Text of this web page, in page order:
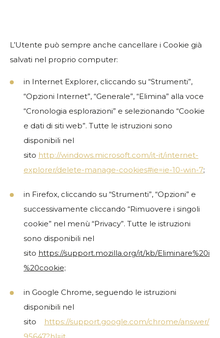
L’Utente può sempre anche cancellare i Cookie già
salvati nel proprio computer:
in Internet Explorer, cliccando su “Strumenti”,
“Opzioni Internet”, “Generale”, “Elimina” alla voce
“Cronologia esplorazioni” e selezionando “Cookie
e dati di siti web”. Tutte le istruzioni sono
disponibili nel
sito http://windows.microsoft.com/it-it/internet-
explorer/delete-manage-cookies#ie=ie-10-win-7;
in Firefox, cliccando su “Strumenti”, “Opzioni” e
successivamente cliccando “Rimuovere i singoli
cookie” nel menù “Privacy”. Tutte le istruzioni
sono disponibili nel
sito https://support.mozilla.org/it/kb/Eliminare%20i
%20cookie;
in Google Chrome, seguendo le istruzioni
disponibili nel
sito
https://support.google.com/chrome/answer/